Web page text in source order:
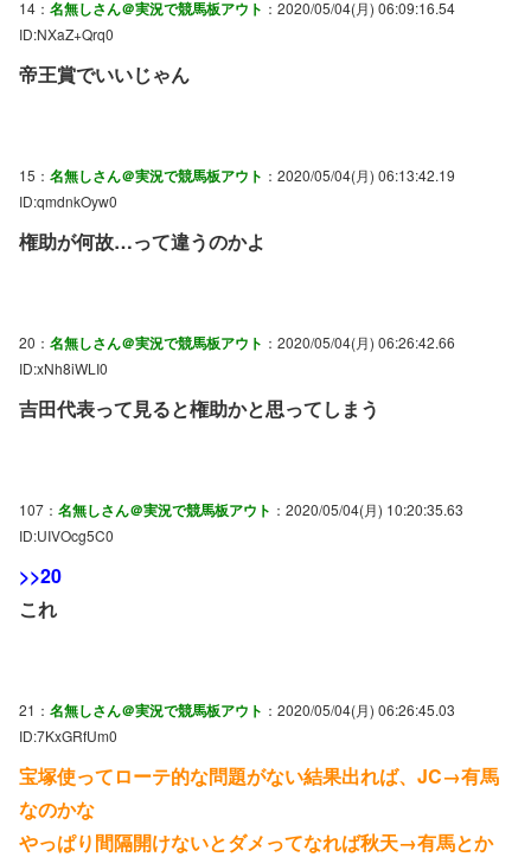
14： 名無しさん＠実況で競馬板アウト ：2020/05/04(月) 06:09:16.54
ID:NXaZ+Qrq0
帝王賞でいいじゃん
15： 名無しさん＠実況で競馬板アウト ：2020/05/04(月) 06:13:42.19
ID:qmdnkOyw0
権助が何故…って違うのかよ
20： 名無しさん＠実況で競馬板アウト ：2020/05/04(月) 06:26:42.66
ID:xNh8iWLI0
吉田代表って見ると権助かと思ってしまう
107： 名無しさん＠実況で競馬板アウト ：2020/05/04(月) 10:20:35.63
ID:UIVOcg5C0
>>20
これ
21： 名無しさん＠実況で競馬板アウト ：2020/05/04(月) 06:26:45.03
ID:7KxGRfUm0
宝塚使ってローテ的な問題がない結果出れば、JC→有馬
なのかな
やっぱり間隔開けないとダメってなれば秋天→有馬とか